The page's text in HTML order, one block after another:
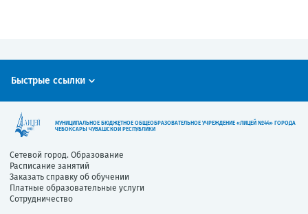
Быстрые ссылки
МУНИЦИПАЛЬНОЕ БЮДЖЕТНОЕ ОБЩЕОБРАЗОВАТЕЛЬНОЕ УЧРЕЖДЕНИЕ «ЛИЦЕЙ №44» ГОРОДА
ЧЕБОКСАРЫ ЧУВАШСКОЙ РЕСПУБЛИКИ
Сетевой город. Образование
Расписание занятий
Заказать справку об обучении
Платные образовательные услуги
Сотрудничество